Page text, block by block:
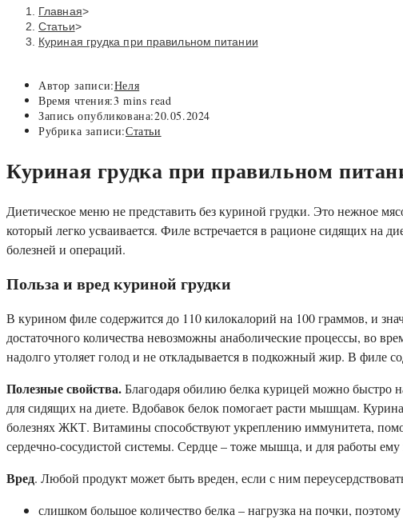
Главная>
Статьи>
Куриная грудка при правильном питании
Автор записи:Неля
Время чтения:3 mins read
Запись опубликована:20.05.2024
Рубрика записи:Статьи
Куриная грудка при правильном
Диетическое меню не представить без куриной грудки. Это нежное
который легко усваивается. Филе встречается в рационе сидящих на
болезней и операций.
Польза и вред куриной грудки
В курином филе содержится до 110 килокалорий на 100 граммов, и
достаточного количества невозможны анаболические процессы, во
надолго утоляет голод и не откладывается в подкожный жир. В
Полезные свойства.Благодаря обилию белка курицей можно быстро
для сидящих на диете. Вдобавок белок помогает расти мышцам.
болезнях ЖКТ. Витамины способствуют укреплению иммунитета,
сердечно-сосудистой системы. Сердце – тоже мышца, и для работы
Вред. Любой продукт может быть вреден, если с ним
слишком большое количество белка – нагрузка на почки,